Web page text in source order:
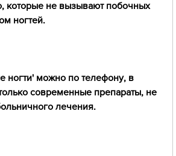
которые не вызывают побочных
ногтей.
ногти' можно по телефону, в
современные препараты, не
лечения.